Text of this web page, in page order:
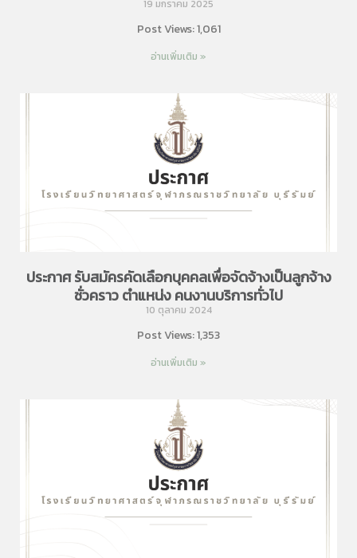
19 มกราคม 2025
Post Views: 1,061
อ่านเพิ่มเติม »
ประกาศ รับสมัครคัดเลือกบุคคลเพื่อจัดจ้างเป็นลูกจ้าง
ชั่วคราว ตำแหน่ง คนงานบริการทั่วไป
10 ตุลาคม 2024
Post Views: 1,353
อ่านเพิ่มเติม »